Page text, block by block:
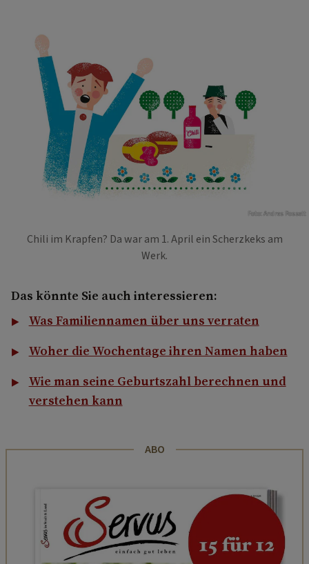
Foto: Andres Posselt
Chili im Krapfen? Da war am 1. April ein Scherzkeks am
Werk.
Das könnte Sie auch interessieren:
Was Familiennamen über uns verraten
Woher die Wochentage ihren Namen haben
Wie man seine Geburtszahl berechnen und
verstehen kann
ABO